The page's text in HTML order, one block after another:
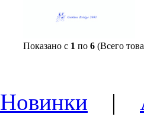
Показано с 1 по 6 (Всего
Новинки |